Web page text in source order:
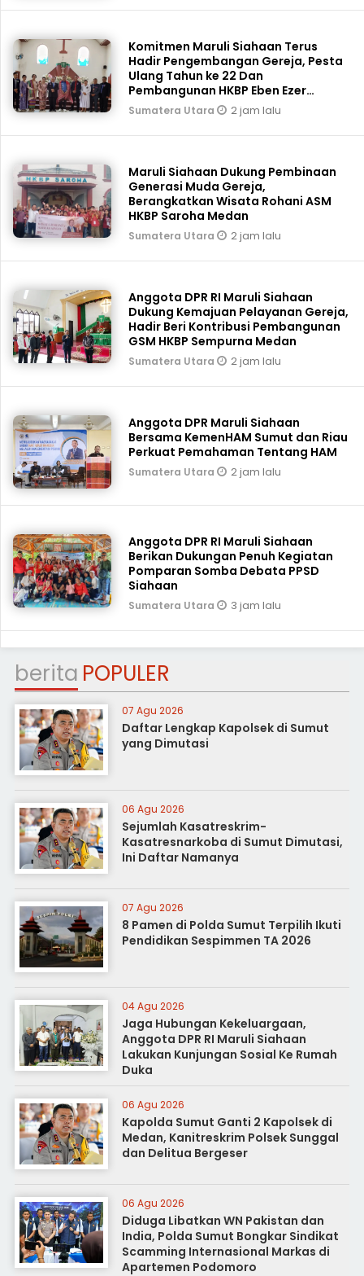
Komitmen Maruli Siahaan Terus
Hadir Pengembangan Gereja, Pesta
Ulang Tahun ke 22 Dan
Pembangunan HKBP Eben Ezer
Martoba Beri Bantuan
Sumatera Utara 2 jam lalu
Maruli Siahaan Dukung Pembinaan
Generasi Muda Gereja,
Berangkatkan Wisata Rohani ASM
HKBP Saroha Medan
Sumatera Utara 2 jam lalu
Anggota DPR RI Maruli Siahaan
Dukung Kemajuan Pelayanan Gereja,
Hadir Beri Kontribusi Pembangunan
GSM HKBP Sempurna Medan
Sumatera Utara 2 jam lalu
Anggota DPR Maruli Siahaan
Bersama KemenHAM Sumut dan Riau
Perkuat Pemahaman Tentang HAM
Sumatera Utara 2 jam lalu
Anggota DPR RI Maruli Siahaan
Berikan Dukungan Penuh Kegiatan
Pomparan Somba Debata PPSD
Siahaan
Sumatera Utara 3 jam lalu
berita POPULER
07 Agu 2026
Daftar Lengkap Kapolsek di Sumut
yang Dimutasi
06 Agu 2026
Sejumlah Kasatreskrim-
Kasatresnarkoba di Sumut Dimutasi,
Ini Daftar Namanya
07 Agu 2026
8 Pamen di Polda Sumut Terpilih Ikuti
Pendidikan Sespimmen TA 2026
04 Agu 2026
Jaga Hubungan Kekeluargaan,
Anggota DPR RI Maruli Siahaan
Lakukan Kunjungan Sosial Ke Rumah
Duka
06 Agu 2026
Kapolda Sumut Ganti 2 Kapolsek di
Medan, Kanitreskrim Polsek Sunggal
dan Delitua Bergeser
06 Agu 2026
Diduga Libatkan WN Pakistan dan
India, Polda Sumut Bongkar Sindikat
Scamming Internasional Markas di
Apartemen Podomoro